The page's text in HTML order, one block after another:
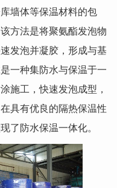
墙体等保温材料的包
方法是将聚氨酯发泡物
发泡并凝胶，形成与基
一种集防水与保温于一
施工，快速发泡成型，
具有优良的隔热保温性
了防水保温一体化。